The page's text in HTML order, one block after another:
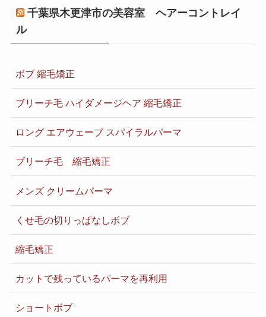
千葉県木更津市の美容室 ヘアーコントレイ
ル
ボブ 縮毛矯正
ブリーチ毛 ハイダメージヘア 縮毛矯正
ロング エアウェーブ スパイラルパーマ
ブリーチ毛 縮毛矯正
メンズ クリームパーマ
くせ毛の切りっぱなしボブ
縮毛矯正
カットで残っているパーマを再利用
ショートボブ